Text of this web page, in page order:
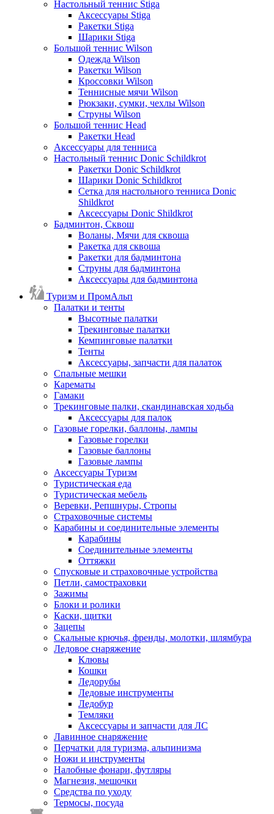
Настольный теннис Stiga
Аксессуары Stiga
Ракетки Stiga
Шарики Stiga
Большой теннис Wilson
Одежда Wilson
Ракетки Wilson
Кроссовки Wilson
Теннисные мячи Wilson
Рюкзаки, сумки, чехлы Wilson
Струны Wilson
Большой теннис Head
Ракетки Head
Аксессуары для тенниса
Настольный теннис Donic Schildkrot
Ракетки Donic Schildkrot
Шарики Donic Schildkrot
Сетка для настольного тенниса Donic
Shildkrot
Аксессуары Donic Shildkrot
Бадминтон, Сквош
Воланы, Мячи для сквоша
Ракетка для сквоша
Ракетки для бадминтона
Струны для бадминтона
Аксессуары для бадминтона
Туризм и ПромАльп
Палатки и тенты
Высотные палатки
Трекинговые палатки
Кемпинговые палатки
Тенты
Аксессуары, запчасти для палаток
Спальные мешки
Карематы
Гамаки
Трекинговые палки, скандинавская ходьба
Аксессуары для палок
Газовые горелки, баллоны, лампы
Газовые горелки
Газовые баллоны
Газовые лампы
Аксессуары Туризм
Туристическая еда
Туристическая мебель
Веревки, Репшнуры, Стропы
Страховочные системы
Карабины и соединительные элементы
Карабины
Соединительные элементы
Оттяжки
Спусковые и страховочные устройства
Петли, самостраховки
Зажимы
Блоки и ролики
Каски, щитки
Зацепы
Скальные крючья, френды, молотки, шлямбура
Ледовое снаряжение
Клювы
Кошки
Ледорубы
Ледовые инструменты
Ледобур
Темляки
Аксессуары и запчасти для ЛС
Лавинное снаряжение
Перчатки для туризма, альпинизма
Ножи и инструменты
Налобные фонари, футляры
Магнезия, мешочки
Средства по уходу
Термосы, посуда